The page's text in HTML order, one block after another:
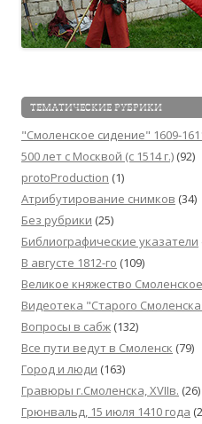
ТЕМАТИЧЕСКИЕ РУБРИКИ
"Смоленское сидение" 1609-
500 лет с Москвой (c 1514 г.) (92)
protoProduction (1)
Атрибутирование снимков (34)
Без рубрики (25)
Библиографические указатели
В августе 1812-го (109)
Великое княжество Смоленское
Видеотека "Cтарого
Вопросы в сабж (132)
Все пути ведут в Смоленск (79)
Город и люди (163)
Гравюры г.Смоленска, XVIIв. (26)
Грюнвальд, 15 июля 1410 года